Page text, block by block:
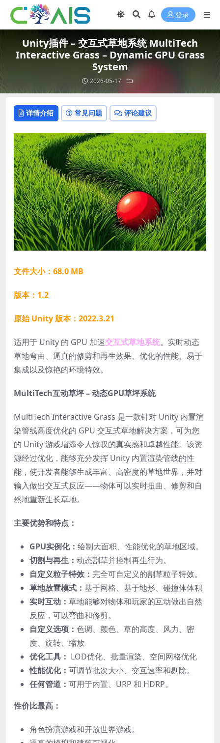
登录
Unity插件 – 交互式草地系统 MultiTech
Interactive Grass – Dynamic GPU Grass
System
2026-05-17
详情介绍 常见问题 评论建议
文件大小：68.0 MB
版本：1.2
原始 Unity 版本：2022.3.21
适用于 Unity 的 GPU 加速交互式草地系统。实时动态
草地弯曲、逼真的修剪和再生效果、优化的性能、易于
集成以及惊艳的环境特效。
MultiTech互动草坪 – 动态GPU草坪系统
MultiTech Interactive Grass 是一款针对 Unity 内置渲
染管线高度优化的 GPU 交互式草地解决方案，可为您
的 Unity 游戏增添令人惊叹的真实感和卓越性能。该资
源经过优化，能够充分发挥 Unity 内置渲染管线的性
能，使开发者能够生成丰富、高密度的草地世界，并对
输入做出交互式反应——物体可以实时扭曲、修剪和自
然地重新生长草地。
主要优势和特点：
GPU实例化： 绘制大面积、性能优化的草地区域。
切割与再生： 动态割草并控制再生行为。
自定义粒子特效： 完全可自定义的割草粒子特效。
草地放置模式： 基于网格、基于地形、碰撞体体积
实时互动： 草地能够对物体和玩家的互动做出自然
反应，可以弯曲和修剪。
自定义选项： 色调、颜色、草的高度、风力、密
度、旋转、缩放
优化工具： LOD优化、批量渲染、空间网格优化
性能优化： 可调节批次大小、交互速率和剔除。
任何管道： 可用于内置、URP 和 HDRP。
性价比最高：
角色扮演游戏和开放世界游戏。